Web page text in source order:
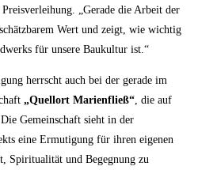
„Gerade die Arbeit der
Wert und zeigt, wie wichtig
für unsere Baukultur ist.“
herrscht auch bei der gerade im
„Quellort Marienfließ“, die auf
Gemeinschaft sieht in der
eine Ermutigung für ihren eigenen
Spiritualität und Begegnung zu